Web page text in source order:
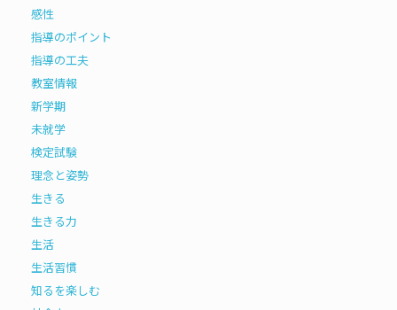
感性
指導のポイント
指導の工夫
教室情報
新学期
未就学
検定試験
理念と姿勢
生きる
生きる力
生活
生活習慣
知るを楽しむ